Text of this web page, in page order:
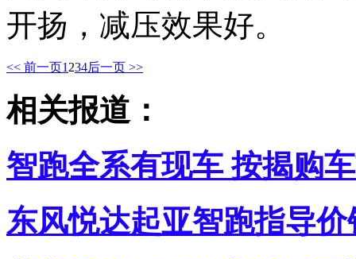
开扬，减压效果好。
<< 前一页1 234后一页 >>
相关报道：
智跑全系有现车 按揭购
东风悦达起亚智跑指导